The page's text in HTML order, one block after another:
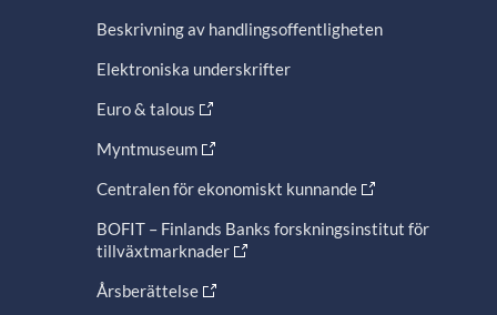
Beskrivning av handlingsoffentligheten
Elektroniska underskrifter
Euro & talous
Myntmuseum
Centralen för ekonomiskt kunnande
BOFIT – Finlands Banks forskningsinstitut för
tillväxtmarknader
Årsberättelse